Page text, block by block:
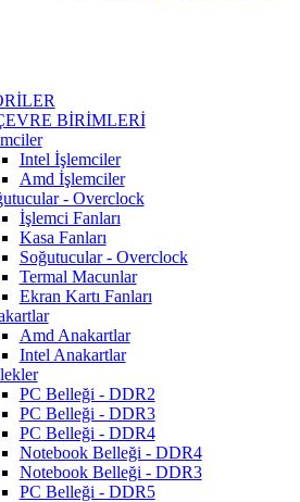
BİRİMLERİ
Intel İşlemciler
Amd İşlemciler
- Overclock
İşlemci Fanları
Kasa Fanları
Soğutucular - Overclock
Termal Macunlar
Ekran Kartı Fanları
Amd Anakartlar
Intel Anakartlar
PC Belleği - DDR2
PC Belleği - DDR3
PC Belleği - DDR4
Notebook Belleği - DDR4
Notebook Belleği - DDR3
PC Belleği - DDR5